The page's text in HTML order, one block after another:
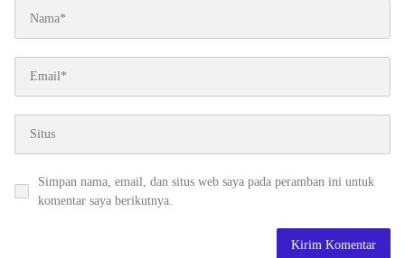
Simpan nama, email, dan situs web saya pada peramban ini untuk
komentar saya berikutnya.